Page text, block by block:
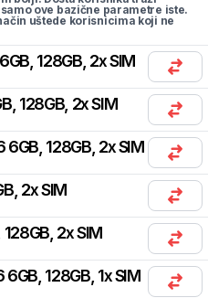
ove bazične parametre iste.
uštede korisnicima koji ne
128GB, 2x SIM
128GB, 2x SIM
6GB, 128GB, 2x SIM
2x SIM
2x SIM
128GB, 1x SIM